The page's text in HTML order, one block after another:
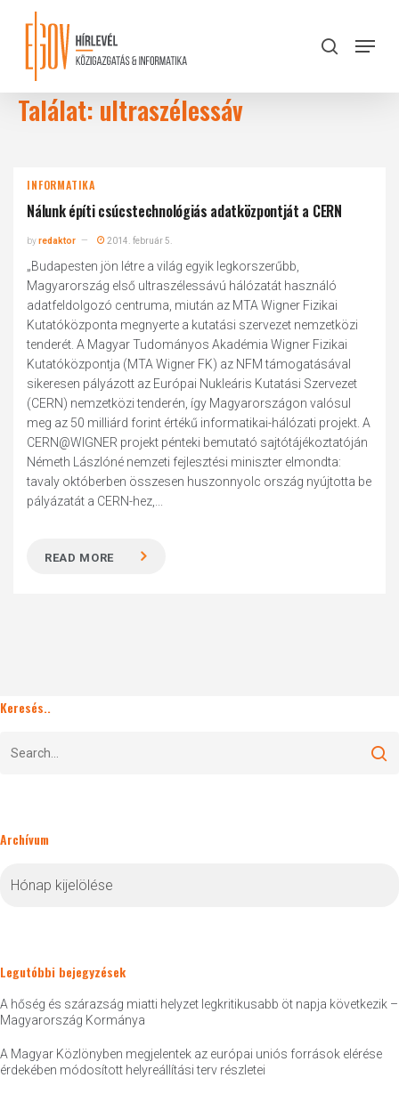
content
search
Menu
Találat: ultraszélessáv
INFORMATIKA
Nálunk építi csúcstechnológiás adatközpontját a CERN
byredaktor 2014. február 5.
„Budapesten jön létre a világ egyik legkorszerűbb,
Magyarország első ultraszélessávú hálózatát használó
adatfeldolgozó centruma, miután az MTA Wigner Fizikai
Kutatóközponta megnyerte a kutatási szervezet nemzetközi
tenderét. A Magyar Tudományos Akadémia Wigner Fizikai
Kutatóközpontja (MTA Wigner FK) az NFM támogatásával
sikeresen pályázott az Európai Nukleáris Kutatási Szervezet
(CERN) nemzetközi tenderén, így Magyarországon valósul
meg az 50 milliárd forint értékű informatikai-hálózati projekt. A
CERN@WIGNER projekt pénteki bemutató sajtótájékoztatóján
Németh Lászlóné nemzeti fejlesztési miniszter elmondta:
tavaly októberben összesen huszonnyolc ország nyújtotta be
pályázatát a CERN-hez,...
READ MORE
Keresés..
Archívum
Legutóbbi bejegyzések
A hőség és szárazság miatti helyzet legkritikusabb öt napja következik –
Magyarország Kormánya
A Magyar Közlönyben megjelentek az európai uniós források elérése
érdekében módosított helyreállítási terv részletei
Close